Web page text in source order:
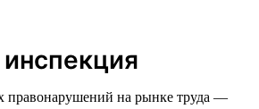
правонарушений на рынке труда —